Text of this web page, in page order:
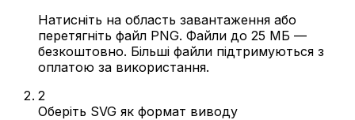
Натисніть на область завантаження або
перетягніть файл PNG. Файли до 25 МБ —
безкоштовно. Більші файли підтримуються з
оплатою за використання.
2
Оберіть SVG як формат виводу